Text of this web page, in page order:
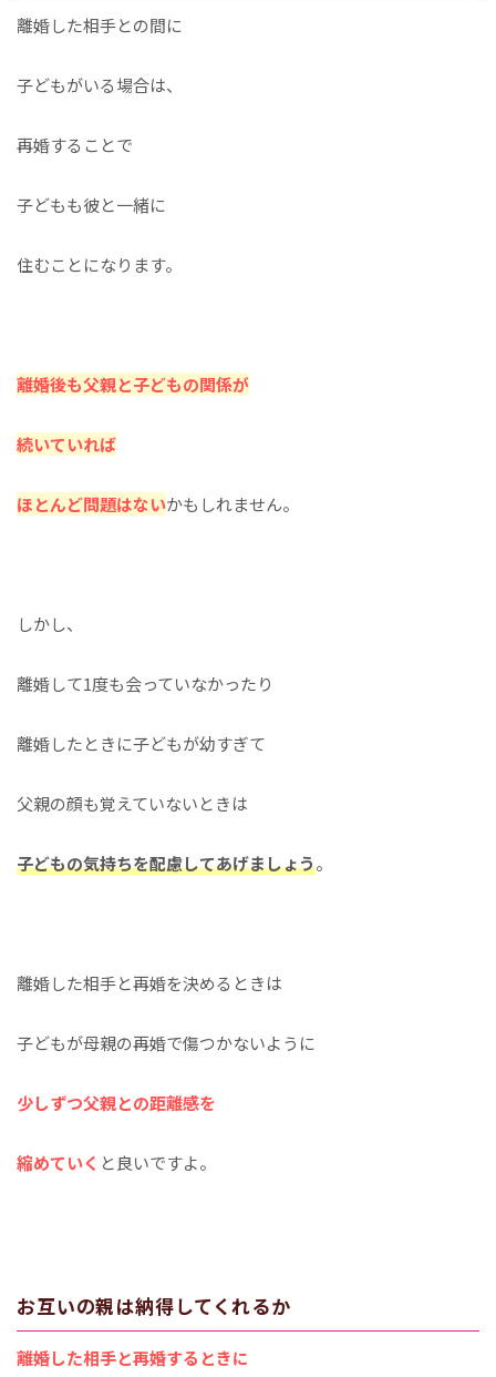
離婚した相手との間に
子どもがいる場合は、
再婚することで
子どもも彼と一緒に
住むことになります。
離婚後も父親と子どもの関係が
続いていれば
ほとんど問題はないかもしれません。
しかし、
離婚して1度も会っていなかったり
離婚したときに子どもが幼すぎて
父親の顔も覚えていないときは
子どもの気持ちを配慮してあげましょう。
離婚した相手と再婚を決めるときは
子どもが母親の再婚で傷つかないように
少しずつ父親との距離感を
縮めていく と良いですよ。
お互いの親は納得してくれるか
離婚した相手と再婚するときに